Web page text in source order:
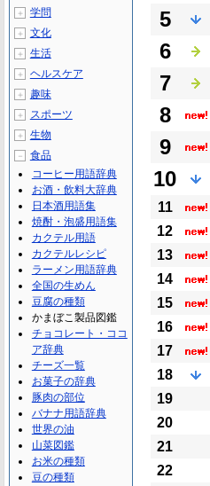
5
6
7
8
9
10
11
12
13
14
15
16
17
18
19
20
21
22
＋ 学問
＋ 文化
＋ 生活
＋ ヘルスケア
＋ 趣味
＋ スポーツ
＋ 生物
－
食品
コーヒー用語辞典
お酒・飲料大辞典
日本酒用語集
焼酎・泡盛用語集
カクテル用語
カクテルレシピ
ラーメン用語辞典
全国の生めん
豆腐の種類
かまぼこ製品図鑑
チョコレート・ココ
ア辞典
チーズ一覧
お菓子の辞典
豚肉の部位
バナナ用語辞典
世界の油
山菜図鑑
お米の種類
豆の種類